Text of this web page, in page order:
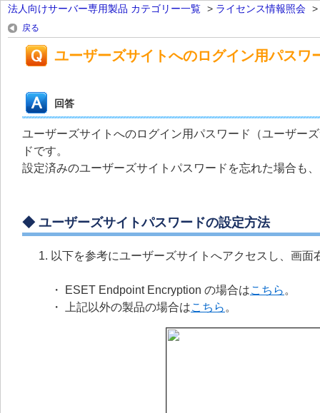
法人向けサーバー専用製品 カテゴリー一覧 > ライセンス情報照会 >
戻る
ユーザーズサイトへのログイン用パスワ
回答
ユーザーズサイトへのログイン用パスワード（ユーザー
ドです。
設定済みのユーザーズサイトパスワードを忘れた場合も
◆ ユーザーズサイトパスワードの設定方法
以下を参考にユーザーズサイトへアクセスし、画面
・ ESET Endpoint Encryption の場合はこちら 。
・ 上記以外の製品の場合はこちら 。